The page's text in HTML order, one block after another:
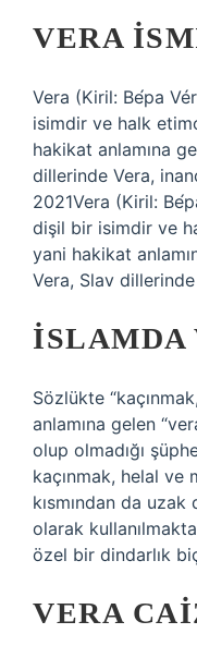
VERA
Vera (Kiril: Ве́ра
isimdir ve halk
hakikat anlamına
dillerinde Vera,
2021Vera (Kiril:
dişil bir isimdir ve
yani hakikat
Vera, Slav
İSLAMDA
Sözlükte
anlamına gelen
olup olmadığı
kaçınmak, helal ve
kısmından da
olarak
özel bir dindarlık
VERA